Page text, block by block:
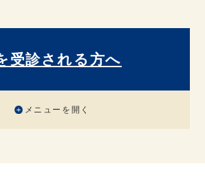
受診される方へ
メニューを開く